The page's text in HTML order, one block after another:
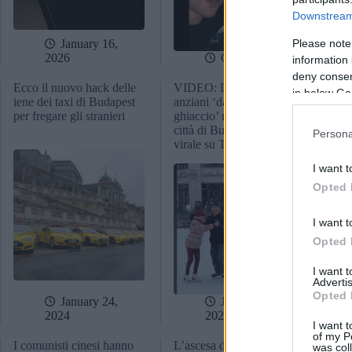
Please
information
deny
in below
I want
Opted
I want
Opted
I want
Opted
I want
of my
was
January 16,
2026
October 6, 2025
Ecco il nuovo hack delle
iene dei taxi di Budapest
per fregare gli stranieri
January 24,
2024
VIDEO: La coppia di
anziani ‘danza sul
ghiaccio’ nel Parco della
città di Budapest diventa
virale su TikTok
January 14,
2024
I comunisti cinesi hanno
L’ascesa di Tiktok: come i
Il